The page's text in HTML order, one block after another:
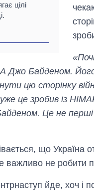
цілі
Джо Байденом.
цю сторінку
це зробив із
Це не
що Україна
важливо не робити
йде, хоч і